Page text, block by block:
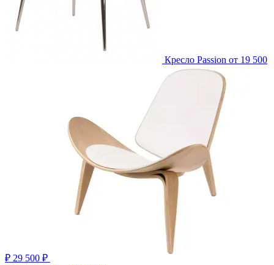
Кресло Passion от 19 500
₽ 29 500 ₽